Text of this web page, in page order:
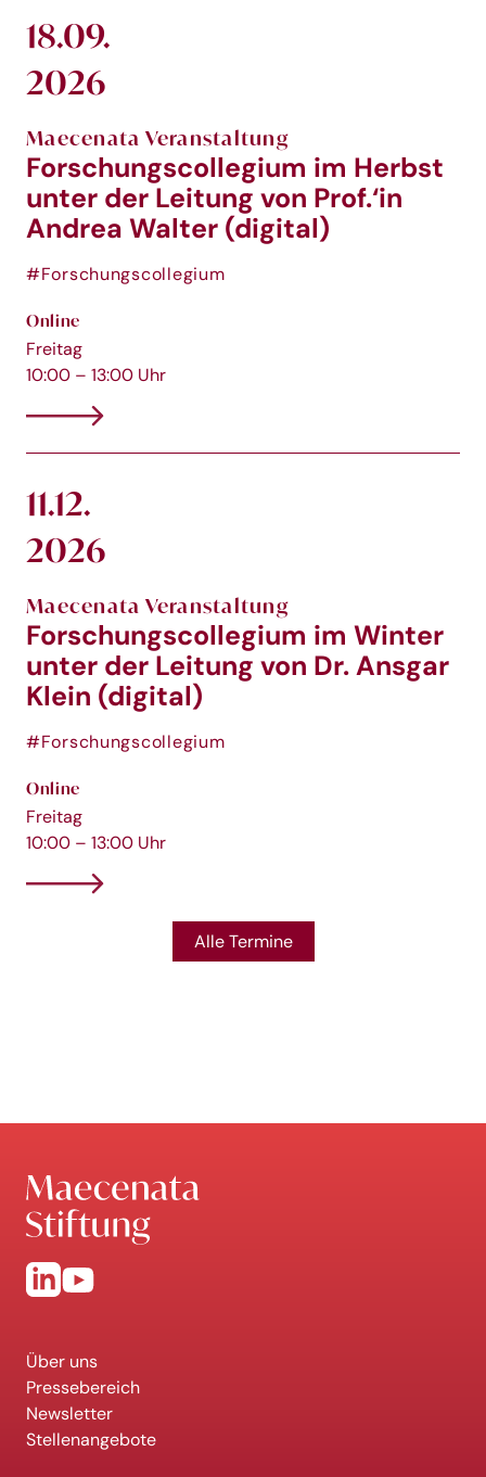
18.09.
2026
Maecenata Veranstaltung
Forschungscollegium im Herbst
unter der Leitung von Prof.‘in
Andrea Walter (digital)
#Forschungscollegium
Online
Freitag
10:00 – 13:00 Uhr
11.12.
2026
Maecenata Veranstaltung
Forschungscollegium im Winter
unter der Leitung von Dr. Ansgar
Klein (digital)
#Forschungscollegium
Online
Freitag
10:00 – 13:00 Uhr
Alle Termine
Über uns
Pressebereich
Newsletter
Stellenangebote